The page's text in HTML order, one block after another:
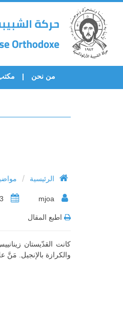
من نحن مكتب
الرئيسية /
اطبع المقال
كانت القدّيستان
والكرازة بالإنجيل. مَنَّ